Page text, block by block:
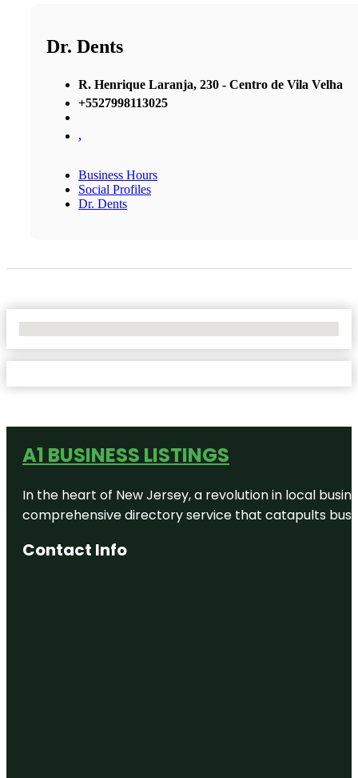
Dr. Dents
R. Henrique Laranja, 230 - Centro de Vila Velha
+5527998113025
,
Business Hours
Social Profiles
Dr. Dents
A1 BUSINESS LISTINGS
In the heart of New Jersey, a revolution in local
comprehensive directory service that catapults
Contact Info